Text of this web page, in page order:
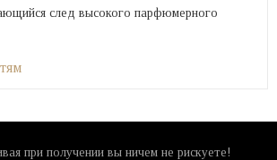
след высокого парфюмерного
при получении вы ничем не рискуете!